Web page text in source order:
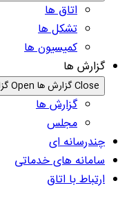
اتاق ها
تشکل ها
کمیسیون ها
گزارش ها
Close گزارش ها Open گزارش ها
گزارش ها
مجلس
چندرسانه ای
سامانه های خدماتی
ارتباط با اتاق